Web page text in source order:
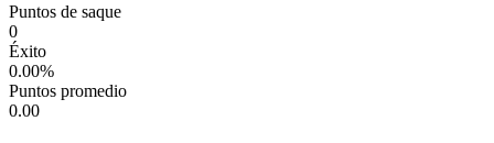
Puntos de saque
0
Éxito
0.00%
Puntos promedio
0.00